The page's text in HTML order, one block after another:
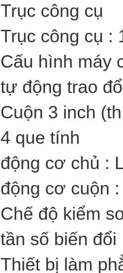
Trục công cụ
Trục công cụ :
Cấu hình máy
tự động trao
Cuộn 3 inch
4 que tính
động cơ chủ :
động cơ cuộn
Chế độ kiểm
tần số biến đổi
Thiết bị làm